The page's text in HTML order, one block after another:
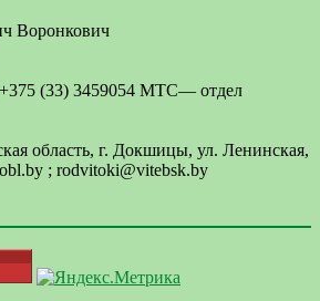
Воронкович
+375 (33) 3459054 МТС— отдел
область, г. Докшицы, ул. Ленинская,
; rodvitoki@vitebsk.by